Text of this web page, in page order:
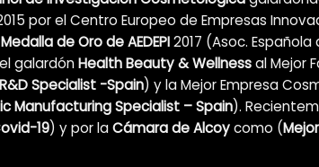
por el Centro Europeo de Empresas
Medalla de Oro de AEDEPI2017 (Asoc.
galardónHealth Beauty & Wellnessal Mejor
Specialist -Spain) y la Mejor Empresa
Manufacturing Specialist – Spain).
19) y por laCámara de Alcoycomo (